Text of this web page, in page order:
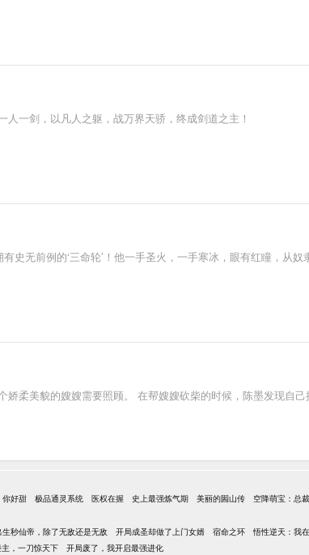
一剑，以凡人之躯，战万界天骄，终成剑道之主！
史无前例的‘三命轮’！他一手圣火，一手寒冰，眼有红瞳，从奴
娇柔美貌的嫂嫂需要照顾。 在帮嫂嫂砍柴的时候，陈墨发现自
你好甜 极品通灵系统 医权在握 史上最强炼气期 美丽的圌山传 空降萌宝：总
生秒仙帝，除了无敌还是无敌 开局成圣却做了上门女婿 宿命之环 悟性逆天：我
，一刀惊天下 开局废了，我开启最强进化